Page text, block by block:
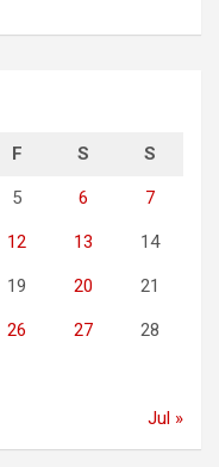
F S S
5 6 7
12 13 14
19 20 21
26 27 28
Jul »